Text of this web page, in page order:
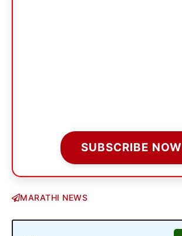
SUBSCRIBE NOW
MARATHI NEWS